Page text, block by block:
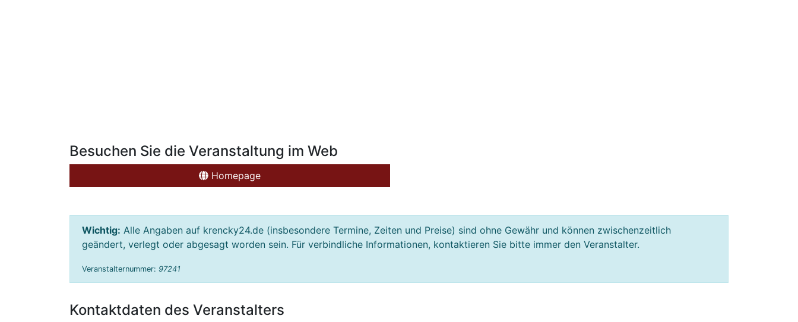
Besuchen Sie die Veranstaltung im Web
Homepage
Wichtig: Alle Angaben auf krencky24.de (insbesondere Termine, Zeiten und Preise) sind ohne Gewähr und können zwischenzeitlich
geändert, verlegt oder abgesagt worden sein. Für verbindliche Informationen, kontaktieren Sie bitte immer den Veranstalter.
Veranstalternummer: 97241
Kontaktdaten des Veranstalters